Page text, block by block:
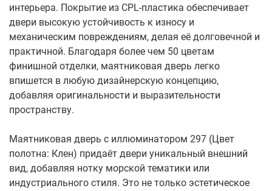
интерьера. Покрытие из CPL-пластика обеспечивает
двери высокую устойчивость к износу и
механическим повреждениям, делая её долговечной и
практичной. Благодаря более чем 50 цветам
финишной отделки, маятниковая дверь легко
впишется в любую дизайнерскую концепцию,
добавляя оригинальности и выразительности
пространству.
Маятниковая дверь с иллюминатором 297 (Цвет
полотна: Клен) придаёт двери уникальный внешний
вид, добавляя нотку морской тематики или
индустриального стиля. Это не только эстетическое